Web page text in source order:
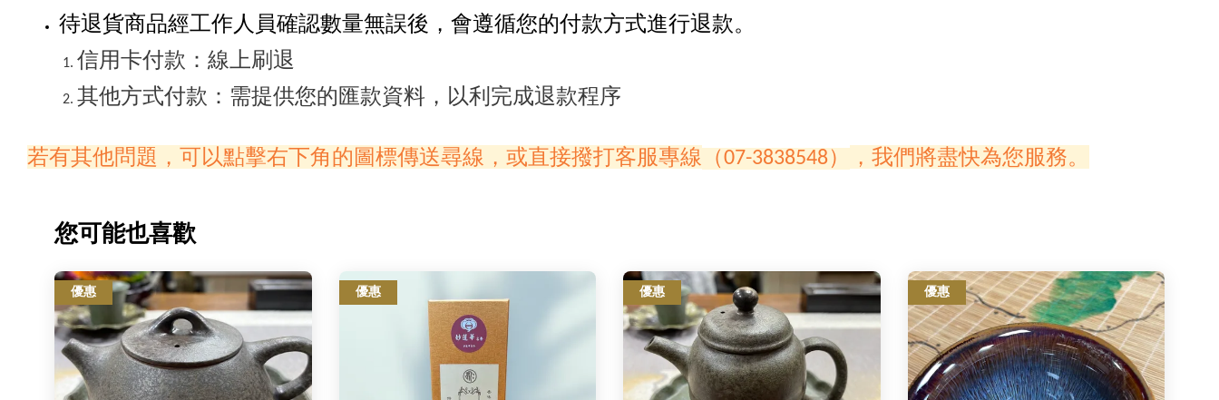
待退貨商品經工作人員確認數量無誤後，會遵循您的付款方式進行退款。
信用卡付款：線上刷退
其他方式付款：需提供您的匯款資料，以利完成退款程序
若有其他問題，可以點擊右下角的圖標傳送尋線，或直接撥打客服專線 （07-3838548） ，我們將盡快為您服務。
您可能也喜歡
優惠 優惠 優惠 優惠